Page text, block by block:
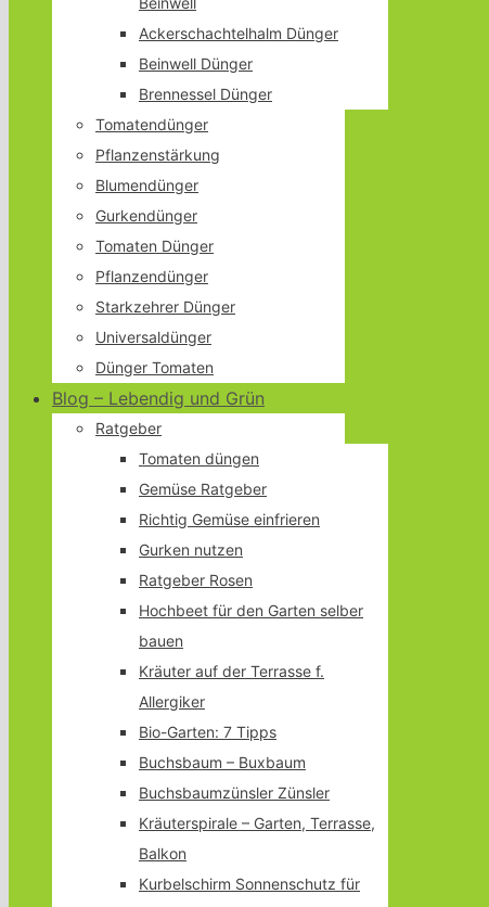
Ackerschachtelhalm Dünger
Beinwell Dünger
Brennessel Dünger
Tomatendünger
Pflanzenstärkung
Blumendünger
Gurkendünger
Tomaten Dünger
Pflanzendünger
Starkzehrer Dünger
Universaldünger
Dünger Tomaten
Blog – Lebendig und Grün
Ratgeber
Tomaten düngen
Gemüse Ratgeber
Richtig Gemüse einfrieren
Gurken nutzen
Ratgeber Rosen
Hochbeet für den Garten selber
bauen
Kräuter auf der Terrasse f.
Allergiker
Bio-Garten: 7 Tipps
Buchsbaum – Buxbaum
Buchsbaumzünsler Zünsler
Kräuterspirale – Garten, Terrasse,
Balkon
Kurbelschirm Sonnenschutz für